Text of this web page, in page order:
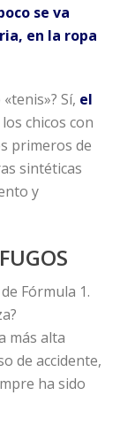
se va
en la ropa
Sí, el
chicos con
primeros de
sintéticas
y
Fórmula 1.
más alta
de accidente,
ha sido